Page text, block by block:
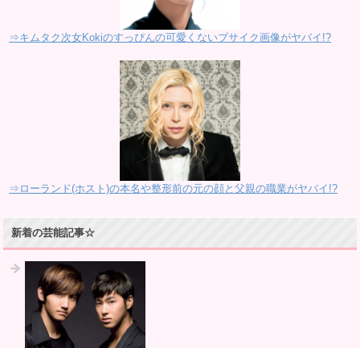
⇒キムタク次女Kokiのすっぴんの可愛くないブサイク画像がヤバイ!?
⇒ローランド(ホスト)の本名や整形前の元の顔と父親の職業がヤバイ!?
新着の芸能記事☆